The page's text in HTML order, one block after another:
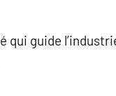
qui guide